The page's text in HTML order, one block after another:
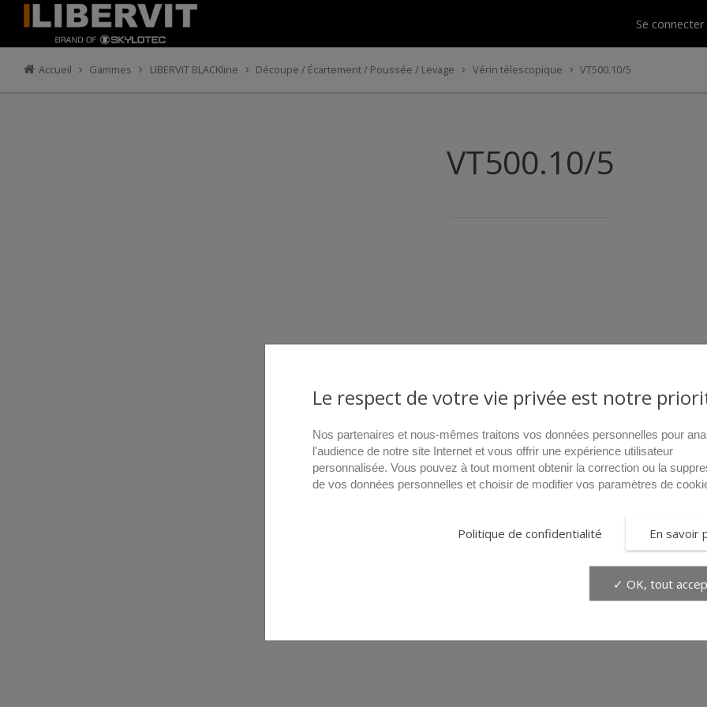
Se connecter
Accueil Gammes LIBERVIT BLACKline Découpe / Écartement / Poussée / Levage Vérin télescopique VT500.10/5
VT500.10/5
Le respect de votre vie privée est notre
Nos partenaires et nous-mêmes traitons vos données personnelles pour
l'audience de notre site Internet et vous offrir une expérience utilisateur
personnalisée. Vous pouvez à tout moment obtenir la correction ou la
de vos données personnelles et choisir de modifier vos paramètres de
Politique de confidentialité En savoir
✓ OK, tout